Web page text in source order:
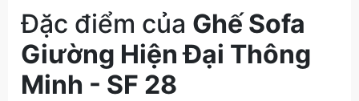
Đặc điểm của Ghế Sofa
Giường Hiện Đại Thông
Minh - SF 28